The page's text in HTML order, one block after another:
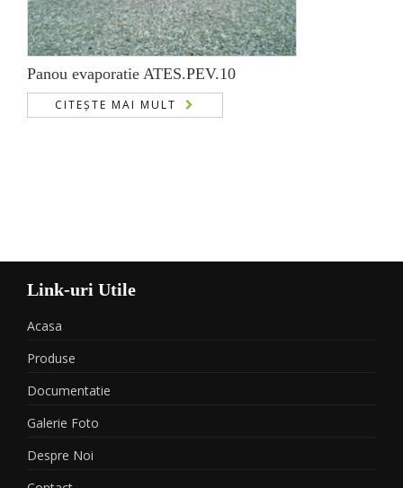
Panou evaporatie ATES.PEV.10
CITEȘTE MAI MULT
Link-uri Utile
Acasa
Produse
Documentatie
Galerie Foto
Despre Noi